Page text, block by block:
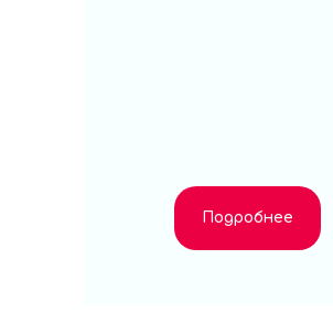
Подробнее